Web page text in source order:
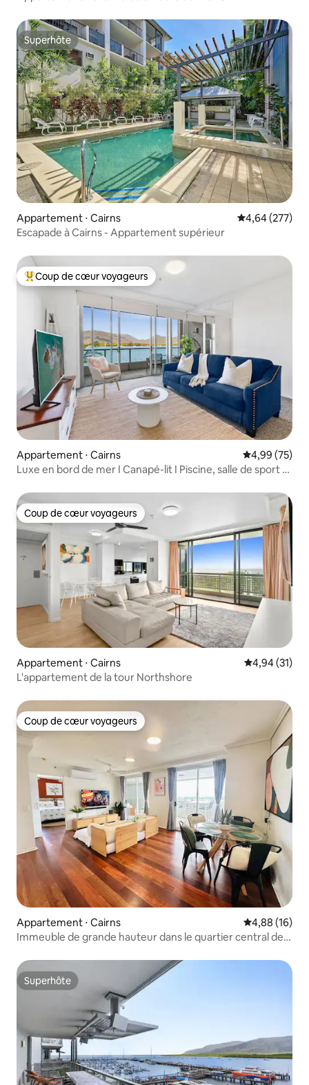
Superhôte
Superhôte
Appartement ⋅ Cairns Évaluation
4,64 (277)
Escapade à Cairns - Appartement supérieur
Coups de cœur voyageurs les plus appréciés
Coup de cœur voyageurs
Appartement ⋅ Cairns Évaluation
4,99 (75)
Luxe en bord de mer I Canapé-lit I Piscine, salle de sport et
Coup de cœur voyageurs
Coup de cœur voyageurs
Appartement ⋅ Cairns Évaluation
4,94 (31)
L'appartement de la tour Northshore
Coup de cœur voyageurs
Coup de cœur voyageurs
Appartement ⋅ Cairns Évaluation
4,88 (16)
Immeuble de grande hauteur dans le quartier central des
Superhôte
Superhôte